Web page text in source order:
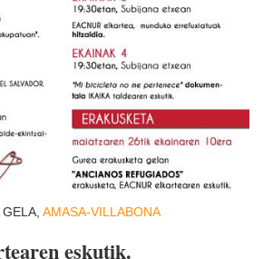
GELA, AMASA-VILLABONA
eskutik.